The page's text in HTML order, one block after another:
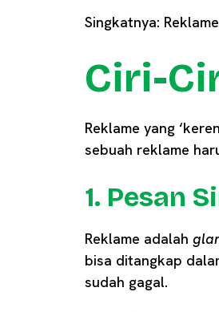
Singkatnya:
Ciri-
Reklame yang
sebuah reklame
1. Pesan
Reklame adalah
bisa ditangkap
sudah gagal.